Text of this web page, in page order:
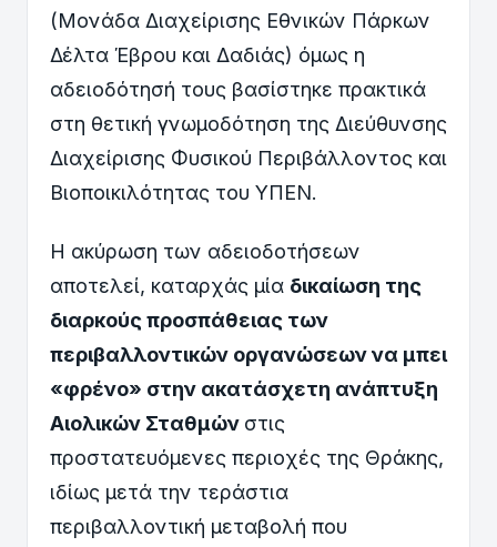
(Μονάδα Διαχείρισης Εθνικών Πάρκων
Δέλτα Έβρου και Δαδιάς) όμως η
αδειοδότησή τους βασίστηκε πρακτικά
στη θετική γνωμοδότηση της Διεύθυνσης
Διαχείρισης Φυσικού Περιβάλλοντος και
Βιοποικιλότητας του ΥΠΕΝ.
Η ακύρωση των αδειοδοτήσεων
αποτελεί, καταρχάς μία δικαίωση της
διαρκούς προσπάθειας των
περιβαλλοντικών οργανώσεων να μπει
«φρένο» στην ακατάσχετη ανάπτυξη
Αιολικών Σταθμών στις
προστατευόμενες περιοχές της Θράκης,
ιδίως μετά την τεράστια
περιβαλλοντική μεταβολή που